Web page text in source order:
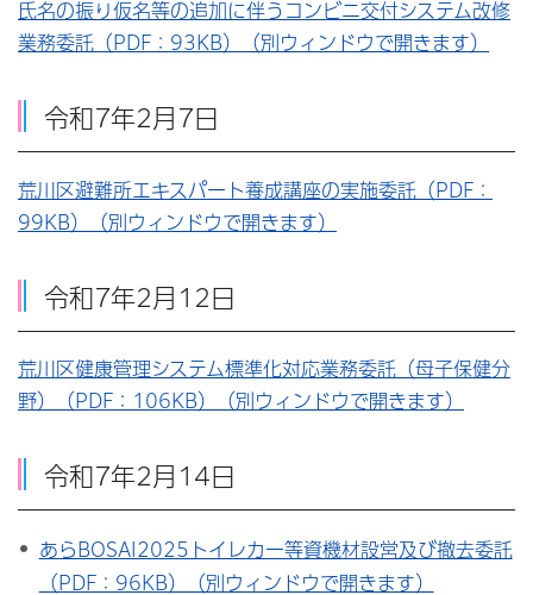
氏名の振り仮名等の追加に伴うコンビニ交付システム改修
業務委託（PDF：93KB）（別ウィンドウで開きます）
令和7年2月7日
荒川区避難所エキスパート養成講座の実施委託（PDF：
99KB）（別ウィンドウで開きます）
令和7年2月12日
荒川区健康管理システム標準化対応業務委託（母子保健分
野）（PDF：106KB）（別ウィンドウで開きます）
令和7年2月14日
あらBOSAI2025トイレカー等資機材設営及び撤去委託
（PDF：96KB）（別ウィンドウで開きます）